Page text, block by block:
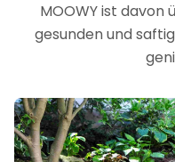
MOOWY ist davon
gesunden und